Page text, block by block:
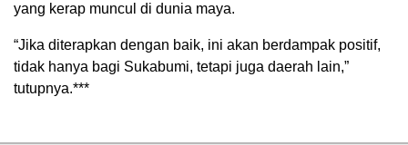
yang kerap muncul di dunia maya.
“Jika diterapkan dengan baik, ini akan berdampak positif,
tidak hanya bagi Sukabumi, tetapi juga daerah lain,”
tutupnya.***